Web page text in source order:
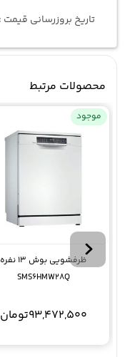
تاریخ بروزرسانی قیمت :
محصولات مرتبط
موجود
ظرفشویی بوش 13 نفره
SMS6HMW28Q
93,472,500تومان